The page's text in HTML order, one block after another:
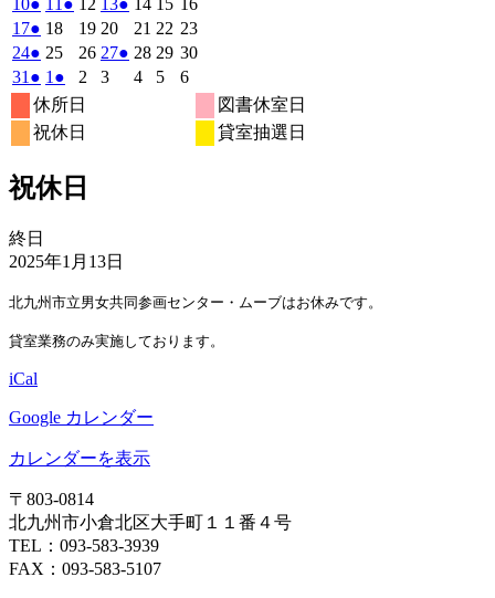
月
27
日
イ
ベ
ン
ト)
月
日
月
29
日
月
30
日
イ
ベ
ン
月
31
日
月
1
日
イ
ベ
ン
ト)
月
2
日
8
月
3
日
の
イ
ベ
ン
ト)
8
月
4
日
8
月
5
日
8
月
6
日
8
月
7
日
8
月
8
日
8
月
9
日
年
8
月
10
日
件
の
イ
ベ
ン
ト)
11
日
件
の
イ
ベ
ン
ト)
年
8
月
12
年
8
月
件
の
イ
年
8
月
14
年
8
月
15
8
16
172026
年
8
月
17
日
● (1
件
の
イ
ベ
ン
182026
月
18
日
192026
年
8
202026
年
21 2026
年
8
22 2026
年
232026
年
月
242026
年
8
月
24
● (1
件
の
イ
ベ
ト)
252026
年
8
月
25
262026
年
272026
● (1
件
282026
年
292026
年
302026
8
月
31 2026
年
8
月
日
● (1
件
の
イ
ン
1 2026
年
9
月
日
●
件
の
イ
ン
2 2026
32026
42026
52026
62026
年
9
休所日
図書休室日
祝休日
貸室抽選日
祝休日
祝
休
終日
2025年1月13日
北九州市立男女共同参画センター・ムーブはお休みです。
貸室業務のみ実施しております。
iCal
Google カレンダー
カレンダーを表示
〒803‐0814
北九州市小倉北区大手町１１番４号
TEL：093‐583‐3939
FAX：093‐583‐5107